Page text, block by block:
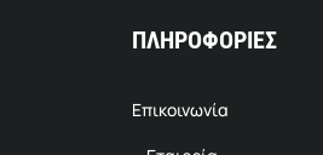
ΠΛΗΡΟΦΟΡΙΕΣ
Επικοινωνία